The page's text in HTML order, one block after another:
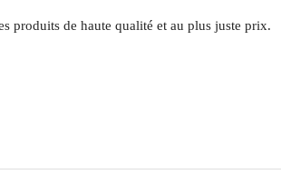
produits de haute qualité et au plus juste prix.